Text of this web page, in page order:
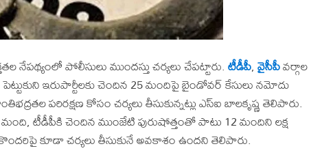
పోలీసులు ముందస్తు చర్యలు చేపట్టారు.టీడీపీ,వైసీపీవర్గాల
ఇరుపార్టీలకు చెందిన 25 మందిపై బైండోవర్‌ కేసులు నమోదు
పరిరక్షణ కోసం చర్యలు తీసుకున్నట్లు ఎస్‌ఐ బాలకృష్ణ తెలిపారు.
టీడీపీకి చెందిన ముంజేటి పురుషోత్తంతో పాటు 12 మందిని లక్ష
కూడా చర్యలు తీసుకునే అవకాశం ఉందని తెలిపారు.